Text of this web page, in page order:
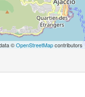
©OpenStreetMapcontributors